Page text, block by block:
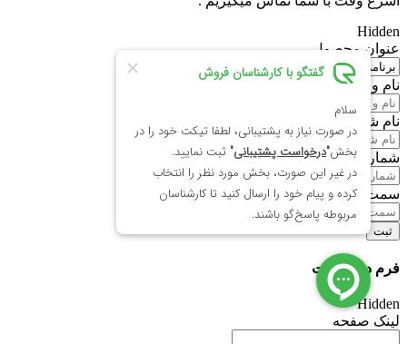
Hidden
عنوان محصول
نام و نام خانوادگی
نام شرکت (Required)
شماره همراه(Required)
سمت
فرم درخواست
Hidden
لینک صفحه